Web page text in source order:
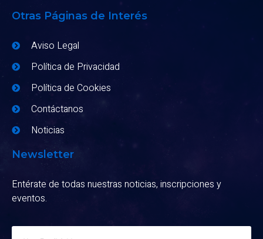
Otras Páginas de Interés
Aviso Legal
Política de Privacidad
Política de Cookies
Contáctanos
Noticias
Newsletter
Entérate de todas nuestras noticias, inscripciones y
eventos.